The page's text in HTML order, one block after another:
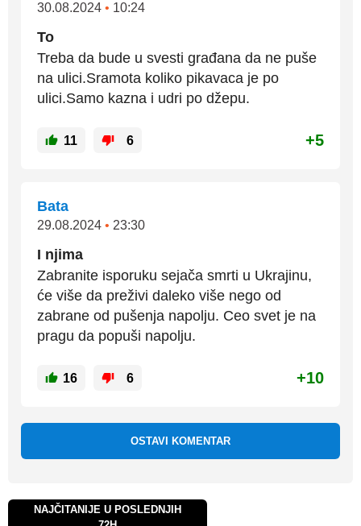
30.08.2024 • 10:24
To
Treba da bude u svesti građana da ne puše
na ulici.Sramota koliko pikavaca je po
ulici.Samo kazna i udri po džepu.
11 6 +5
Bata
29.08.2024 • 23:30
I njima
Zabranite isporuku sejača smrti u Ukrajinu,
će više da preživi daleko više nego od
zabrane od pušenja napolju. Ceo svet je na
pragu da popuši napolju.
16 6 +10
OSTAVI KOMENTAR
NAJČITANIJE U POSLEDNJIH